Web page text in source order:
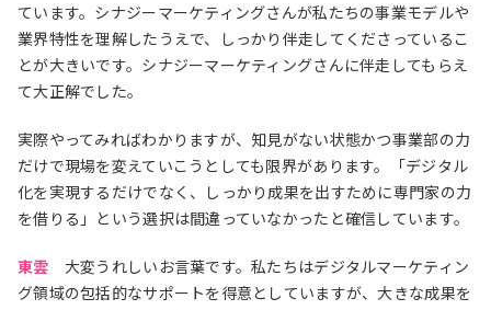
ています。シナジーマーケティングさんが私たちの事業モデルや
業界特性を理解したうえで、しっかり伴走してくださっているこ
とが大きいです。シナジーマーケティングさんに伴走してもらえ
て大正解でした。
実際やってみればわかりますが、知見がない状態かつ事業部の力
だけで現場を変えていこうとしても限界があります。「デジタル
化を実現するだけでなく、しっかり成果を出すために専門家の力
を借りる」という選択は間違っていなかったと確信しています。
東雲 大変うれしいお言葉です。私たちはデジタルマーケティン
グ領域の包括的なサポートを得意としていますが、大きな成果を